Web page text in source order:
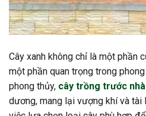
Cây xanh không chỉ là một phần
một phần quan trọng trong
phong thủy, cây trồng trước nhà
dương, mang lại vượng khí và tài